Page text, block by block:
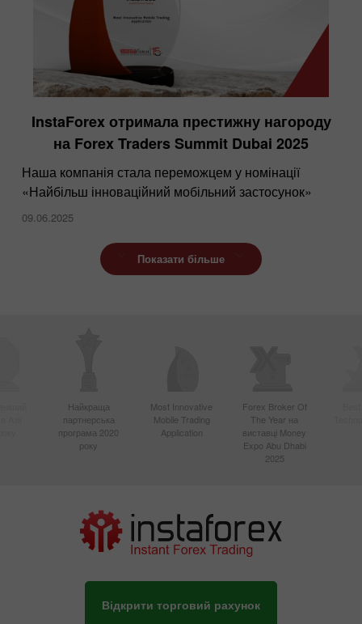
InstaForex отримала престижну нагороду
на Forex Traders Summit Dubai 2025
Наша компанія стала переможцем у номінації
«Найбільш інноваційний мобільний застосунок»
09.06.2025
Показати більше
Найкраща
партнерська
програма 2020
року
Most Innovative
Mobile Trading
Application
Forex Broker Of
The Year на
виставці Money
Expo Abu Dhabi
2025
Відкрити торговий рахунок